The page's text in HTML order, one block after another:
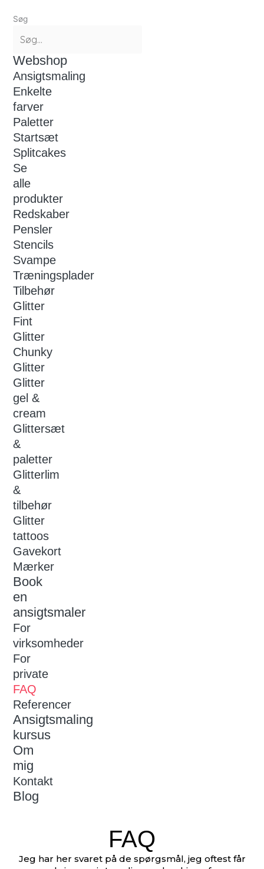
Søg
Webshop
Ansigtsmaling
Enkelte
farver
Paletter
Startsæt
Splitcakes
Se
alle
produkter
Redskaber
Pensler
Stencils
Svampe
Træningsplader
Tilbehør
Glitter
Fint
Glitter
Chunky
Glitter
Glitter
gel &
cream
Glittersæt
&
paletter
Glitterlim
&
tilbehør
Glitter
tattoos
Gavekort
Mærker
Book
en
ansigtsmaler
For
virksomheder
For
private
FAQ
Referencer
Ansigtsmaling
kursus
Om
mig
Kontakt
Blog
FAQ
Jeg har her svaret på de spørgsmål, jeg oftest får